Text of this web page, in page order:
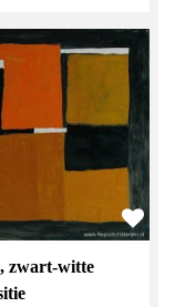
zwart-witte